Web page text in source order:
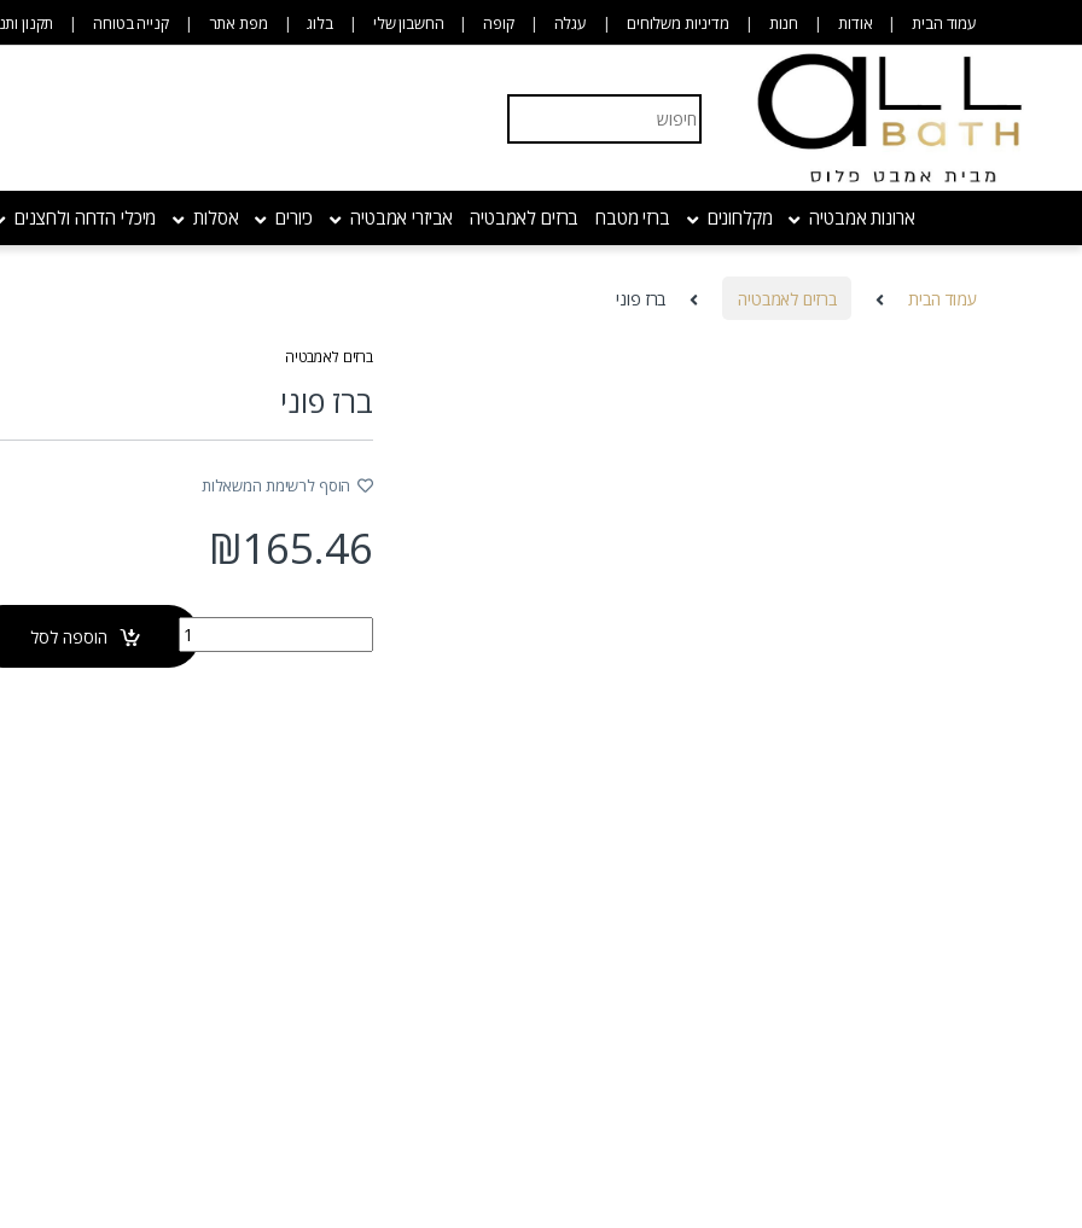
עמוד הבית אודות חנות מדיניות משלוחים עגלה קופה החשבון שלי בלוג מפת אתר קנייה בטוחה תקנון
Search for:
ארונות אמבטיה מקלחונים ברזי מטבח ברזים לאמבטיה אביזרי אמבטיה כיורים אסלות מיכלי הדחה ולחצנים
עמוד הבית ברזים לאמבטיה ברז פוני
ברזים לאמבטיה
ברז פוני
הוסף לרשימת המשאלות
₪165.46
הוספה לסל